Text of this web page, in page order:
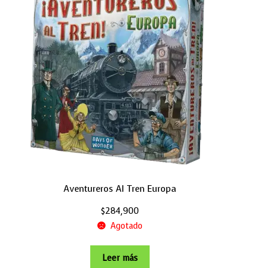
Aventureros Al Tren Europa
$284,900
Agotado
Leer más